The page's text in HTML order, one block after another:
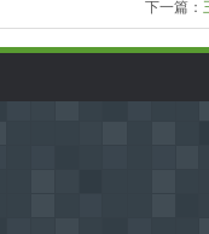
下一篇：